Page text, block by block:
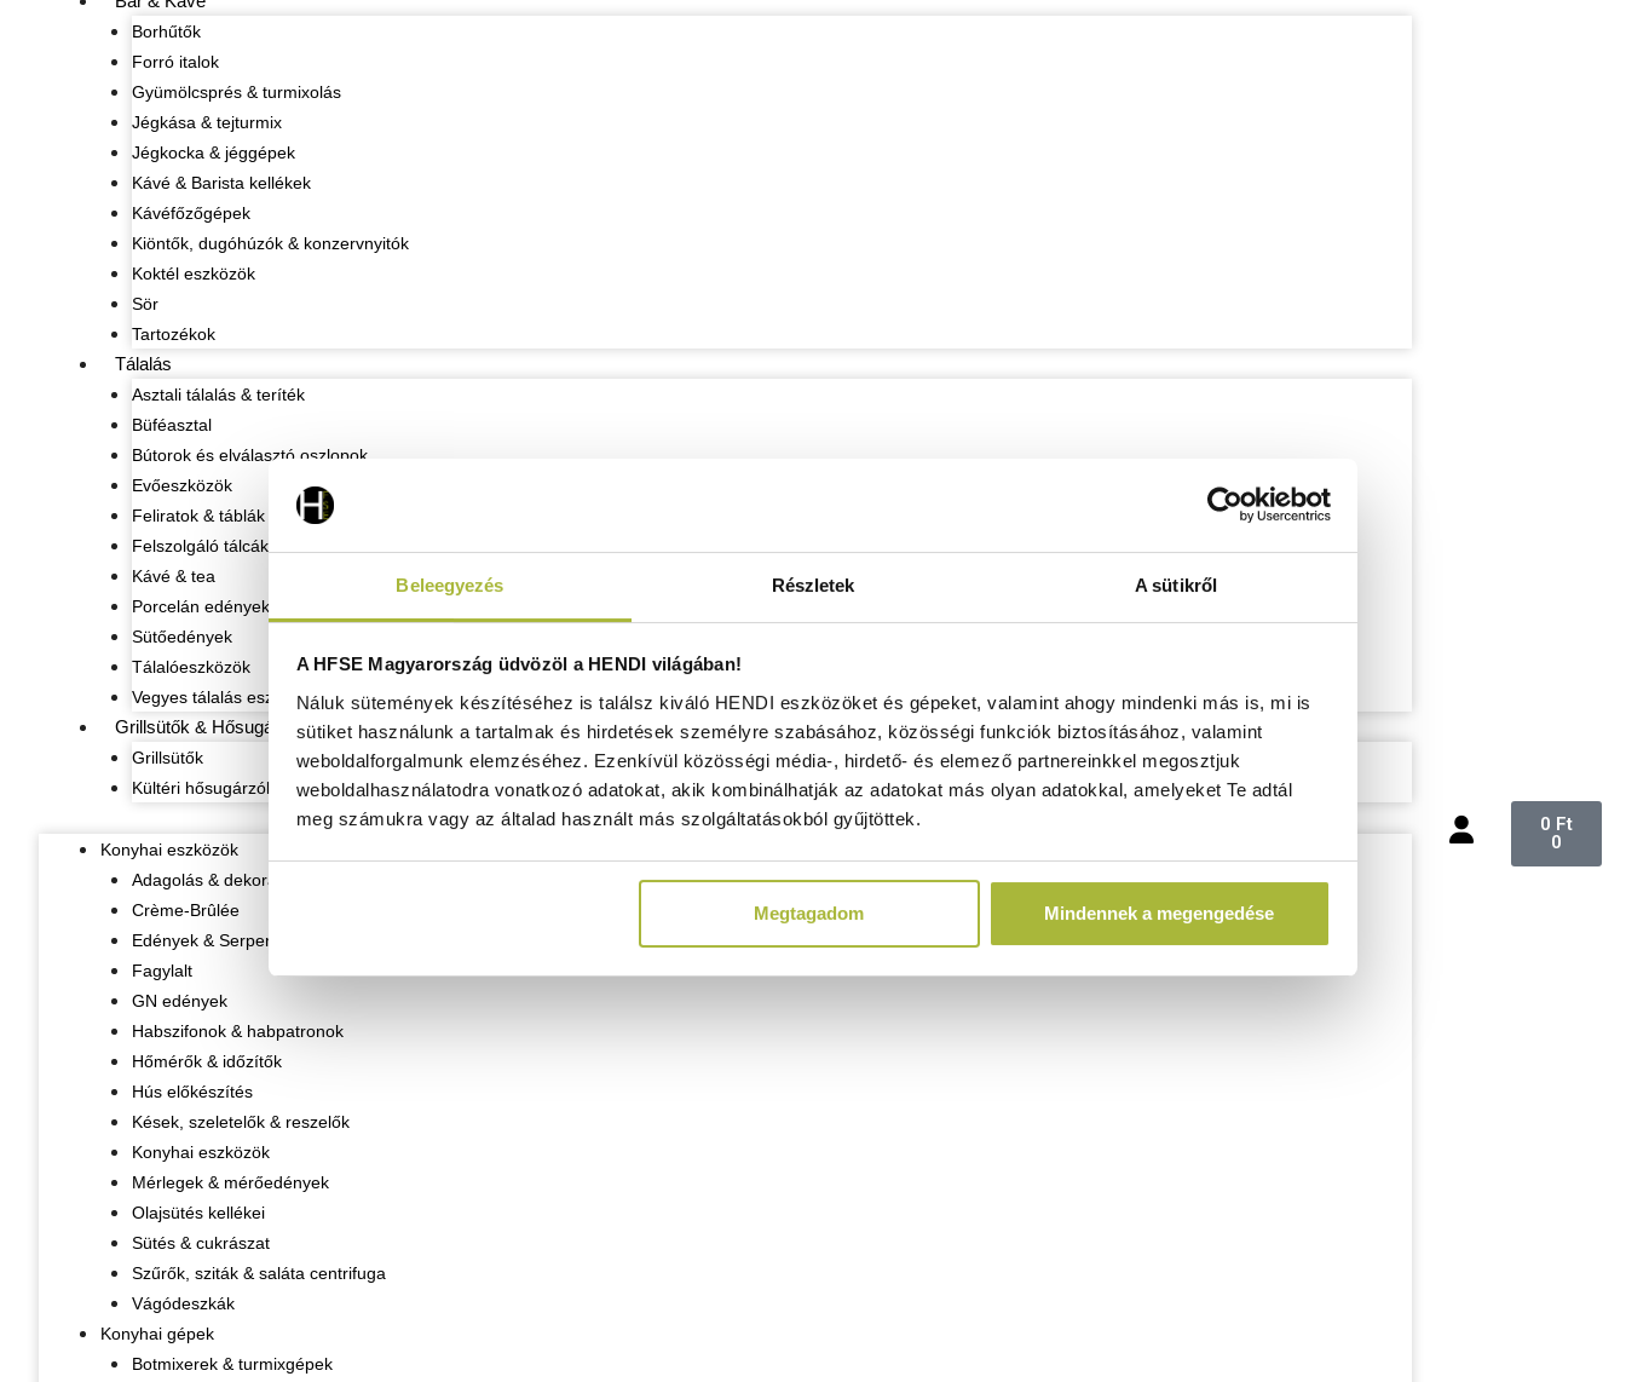
Beleegyezés Részletek A sütikről
A HFSE Magyarország üdvözöl a HENDI világában!
Náluk sütemények készítéséhez is találsz kiváló HENDI eszközöket és gépeket, valamint ahogy mindenki más is, mi is
sütiket használunk a tartalmak és hirdetések személyre szabásához, közösségi funkciók biztosításához, valamint
weboldalforgalmunk elemzéséhez. Ezenkívül közösségi média-, hirdető- és elemező partnereinkkel megosztjuk
weboldalhasználatodra vonatkozó adatokat, akik kombinálhatják az adatokat más olyan adatokkal, amelyeket Te adtál
meg számukra vagy az általad használt más szolgáltatásokból gyűjtöttek.
Megtagadom Mindennek a megengedése
Borhűtők
Forró italok
Gyümölcsprés & turmixolás
Jégkása & tejturmix
Jégkocka & jéggépek
Kávé & Barista kellékek
Kávéfőzőgépek
Kiöntők, dugóhúzók & konzervnyitók
Koktél eszközök
Sör
Tartozékok
Tálalás
Asztali tálalás & teríték
Büféasztal
Bútorok és elválasztó oszlopok
Evőeszközök
Feliratok & táblák
Felszolgáló tálcák
Kávé & tea
Porcelán edények
Sütőedények
Tálalóeszközök
Vegyes tálalás eszközök
Grillsütők & Hősugárzók
Grillsütők
Kültéri hősugárzók
Konyhai eszközök
Adagolás & dekorálás
Crème-Brûlée
Edények & Serpenyők
Fagylalt
GN edények
Habszifonok & habpatronok
Hőmérők & időzítők
Hús előkészítés
Kések, szeletelők & reszelők
Konyhai eszközök
Mérlegek & mérőedények
Olajsütés kellékei
Sütés & cukrászat
Szűrők, sziták & saláta centrifuga
Vágódeszkák
Konyhai gépek
Botmixerek & turmixgépek
0 Ft
0